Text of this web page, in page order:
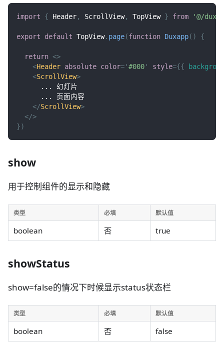
import { Header, ScrollView, TopView } from '@/
export default TopView. page(function Duxapp( ) {
return <>
<Header absolute color='#000' style={{
<ScrollView>
      ... 幻灯片
      ... 页面内容
</ScrollView>
</>
})
show
用于控制组件的显示和隐藏
类型 必填 默认值
boolean 否 true
showStatus
show=false的情况下时候显示status状态栏
类型 必填 默认值
boolean 否 false